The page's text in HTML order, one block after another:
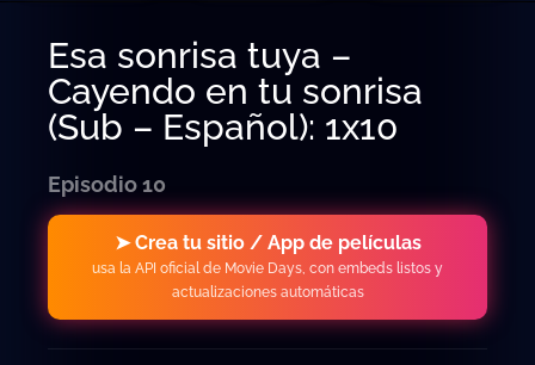
Esa sonrisa tuya –
Cayendo en tu sonrisa
(Sub – Español): 1x10
Episodio 10
➤ Crea tu sitio / App de películas
usa la API oficial de Movie Days, con embeds listos y
actualizaciones automáticas